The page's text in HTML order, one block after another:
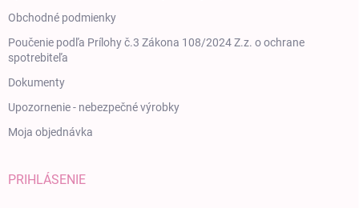
Obchodné podmienky
Poučenie podľa Prílohy č.3 Zákona 108/2024 Z.z. o ochrane
spotrebiteľa
Dokumenty
Upozornenie - nebezpečné výrobky
Moja objednávka
PRIHLÁSENIE